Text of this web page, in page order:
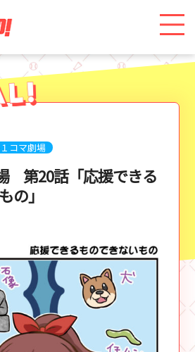
コマ劇場
第20話「応援できる
の」